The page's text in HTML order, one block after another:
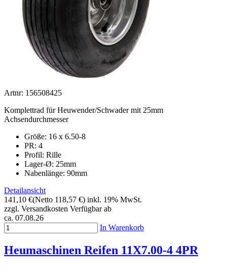
Artnr: 156508425
Komplettrad für Heuwender/Schwader mit 25mm
Achsendurchmesser
Größe: 16 x 6.50-8
PR: 4
Profil: Rille
Lager-Ø: 25mm
Nabenlänge: 90mm
Detailansicht
141,10 €(Netto 118,57 €) inkl. 19% MwSt.
zzgl. Versandkosten Verfügbar ab
ca. 07.08.26
In Warenkorb
Heumaschinen Reifen 11X7.00-4 4PR